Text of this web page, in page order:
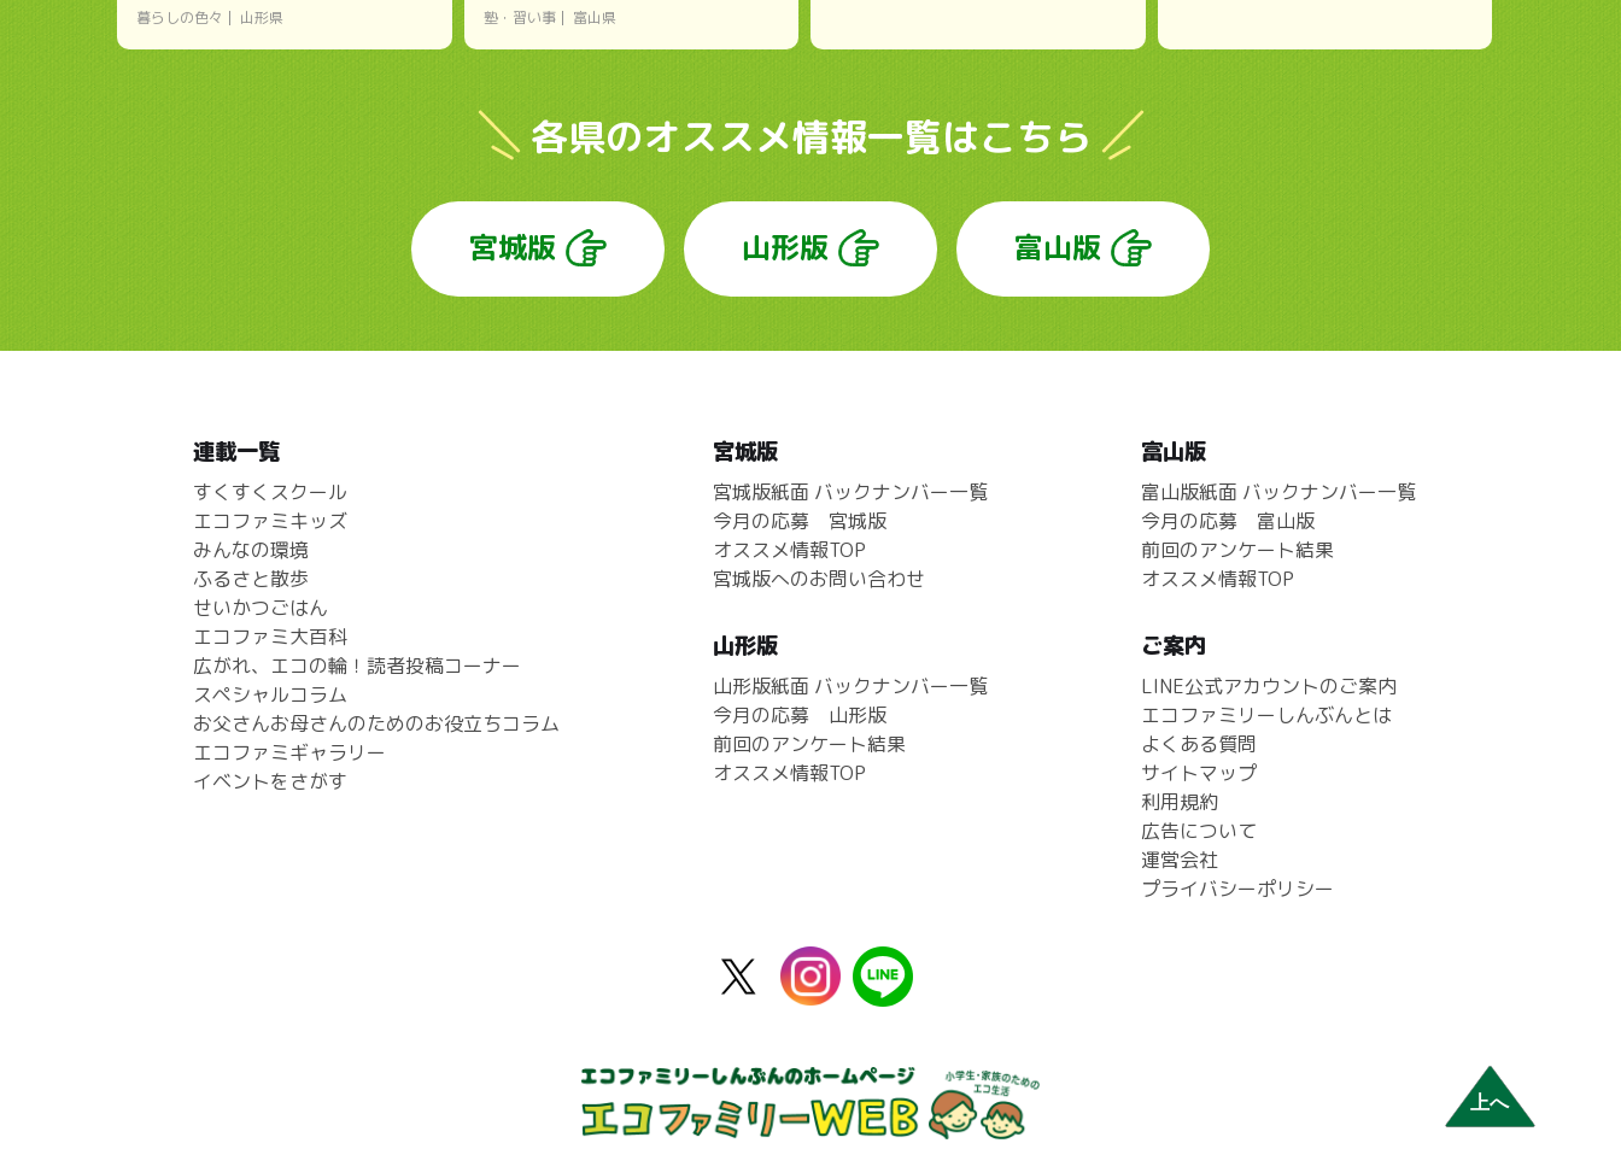
暮らしの色々 山形県 塾・習い事 富山県
各県のオススメ情報一覧はこちら
宮城版 山形版 富山版
連載一覧
すくすくスクール
エコファミキッズ
みんなの環境
ふるさと散歩
せいかつごはん
エコファミ大百科
広がれ、エコの輪！読者投稿コーナー
スペシャルコラム
お父さんお母さんのためのお役立ちコラム
エコファミギャラリー
イベントをさがす
宮城版
宮城版紙面 バックナンバー一覧
今月の応募 宮城版
オススメ情報TOP
宮城版へのお問い合わせ
山形版
山形版紙面 バックナンバー一覧
今月の応募 山形版
前回のアンケート結果
オススメ情報TOP
富山版
富山版紙面 バックナンバー一覧
今月の応募 富山版
前回のアンケート結果
オススメ情報TOP
ご案内
LINE公式アカウントのご案内
エコファミリーしんぶんとは
よくある質問
サイトマップ
利用規約
広告について
運営会社
プライバシーポリシー
instagram
上へ